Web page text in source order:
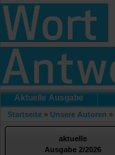
Aktuelle Ausgabe
Startseite » Unsere Autoren »
aktuelle
Ausgabe 2/2026